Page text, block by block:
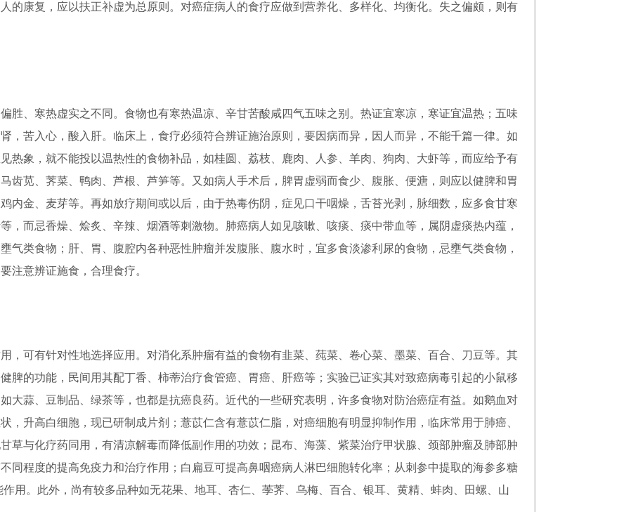
的康复，应以扶正补虚为总原则。对癌症病人的食疗应做到营养化、多样化、均衡化。失之偏颇，则有
、寒热虚实之不同。食物也有寒热温凉、辛甘苦酸咸四气五味之别。热证宜寒凉，寒证宜温热；五味
，苦入心，酸入肝。临床上，食疗必须符合辨证施治原则，要因病而异，因人而异，不能千篇一律。如
热象，就不能投以温热性的食物补品，如桂圆、荔枝、鹿肉、人参、羊肉、狗肉、大虾等，而应给予有
齿苋、荠菜、鸭肉、芦根、芦笋等。又如病人手术后，脾胃虚弱而食少、腹胀、便溏，则应以健脾和胃
内金、麦芽等。再如放疗期间或以后，由于热毒伤阴，症见口干咽燥，舌苔光剥，脉细数，应多食甘寒
，而忌香燥、烩炙、辛辣、烟酒等刺激物。肺癌病人如见咳嗽、咳痰、痰中带血等，属阴虚痰热内蕴，
气类食物；肝、胃、腹腔内各种恶性肿瘤并发腹胀、腹水时，宜多食淡渗利尿的食物，忌壅气类食物，
注意辨证施食，合理食疗。
可有针对性地选择应用。对消化系肿瘤有益的食物有韭菜、莼菜、卷心菜、墨菜、百合、刀豆等。其
脾的功能，民间用其配丁香、柿蒂治疗食管癌、胃癌、肝癌等；实验已证实其对致癌病毒引起的小鼠移
大蒜、豆制品、绿茶等，也都是抗癌良药。近代的一些研究表明，许多食物对防治癌症有益。如鹅血对
，升高白细胞，现已研制成片剂；薏苡仁含有薏苡仁脂，对癌细胞有明显抑制作用，临床常用于肺癌、
草与化疗药同用，有清凉解毒而降低副作用的功效；昆布、海藻、紫菜治疗甲状腺、颈部肿瘤及肺部肿
同程度的提高免疫力和治疗作用；白扁豆可提高鼻咽癌病人淋巴细胞转化率；从刺参中提取的海参多糖
用。此外，尚有较多品种如无花果、地耳、杏仁、荸荠、乌梅、百合、银耳、黄精、蚌肉、田螺、山